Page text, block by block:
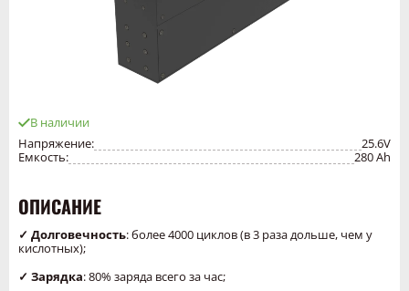
В наличии
Напряжение:
25.6V
Емкость:
280 Ah
ОПИСАНИЕ
✓ Долговечность: более 4000 циклов (в 3 раза дольше, чем у
кислотных);
✓ Зарядка: 80% заряда всего за час;